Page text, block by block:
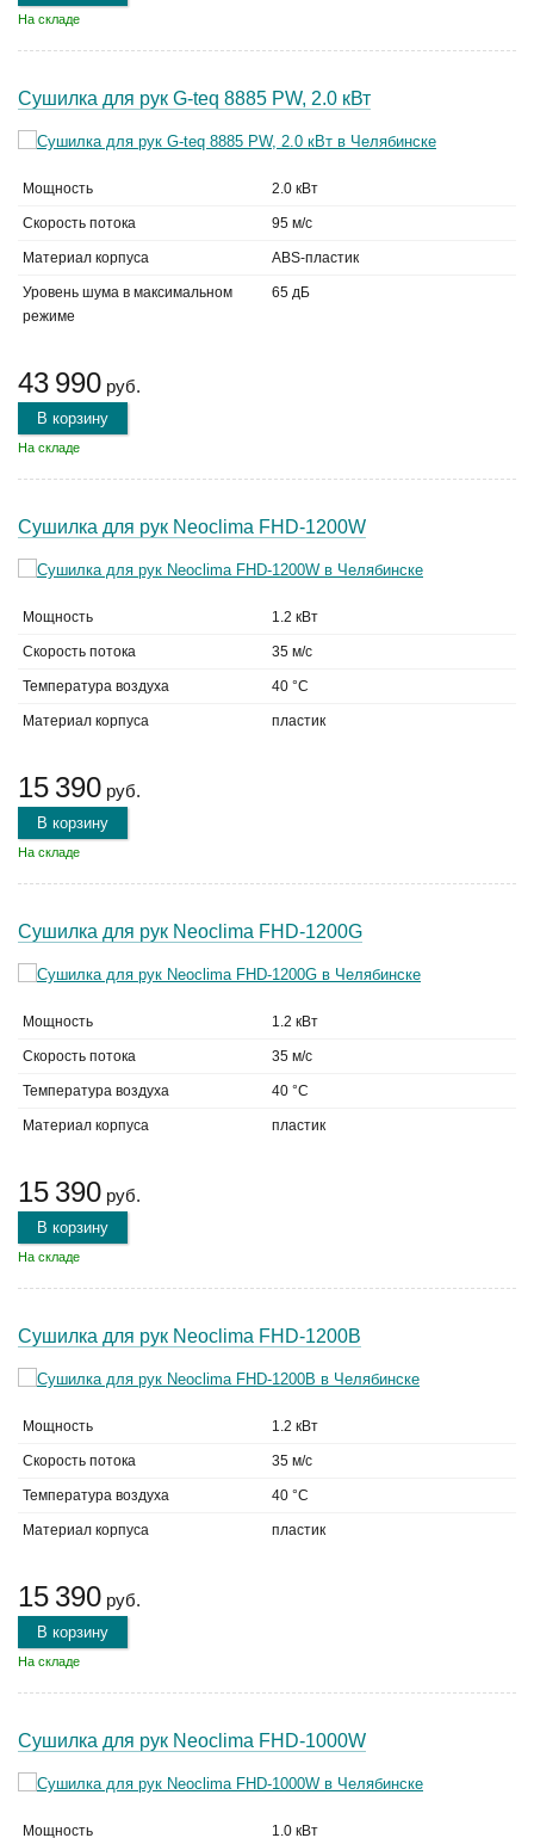
На складе
Сушилка для рук G-teq 8885 PW, 2.0 кВт
Мощность 2.0 кВт
Скорость потока 95 м/с
Материал корпуса ABS-пластик
Уровень шума в максимальном
режиме
65 дБ
43 990 руб.
В корзину
На складе
Сушилка для рук Neoclima FHD-1200W
Мощность 1.2 кВт
Скорость потока 35 м/с
Температура воздуха 40 °C
Материал корпуса пластик
15 390 руб.
В корзину
На складе
Сушилка для рук Neoclima FHD-1200G
Мощность 1.2 кВт
Скорость потока 35 м/с
Температура воздуха 40 °C
Материал корпуса пластик
15 390 руб.
В корзину
На складе
Сушилка для рук Neoclima FHD-1200B
Мощность 1.2 кВт
Скорость потока 35 м/с
Температура воздуха 40 °C
Материал корпуса пластик
15 390 руб.
В корзину
На складе
Сушилка для рук Neoclima FHD-1000W
Мощность 1.0 кВт